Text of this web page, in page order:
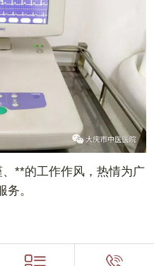
**的工作作风，热情为广
务。